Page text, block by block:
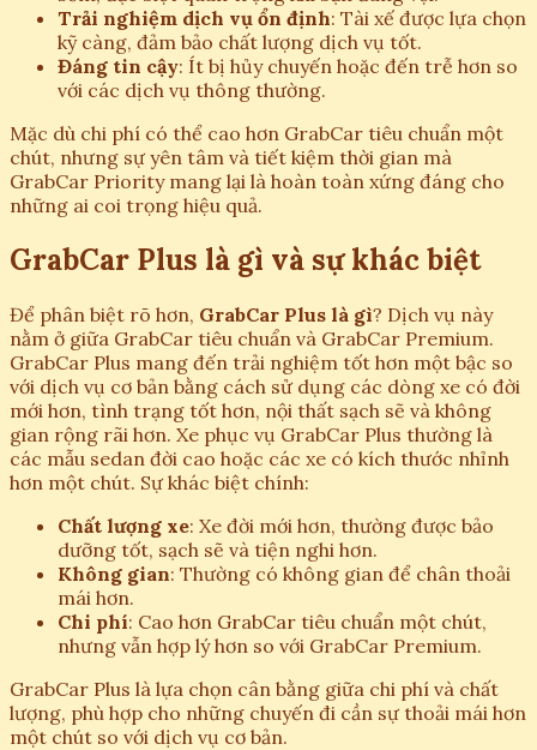
Trải nghiệm dịch vụ ổn định: Tài xế được lựa chọn
kỹ càng, đảm bảo chất lượng dịch vụ tốt.
Đáng tin cậy: Ít bị hủy chuyến hoặc đến trễ hơn so
với các dịch vụ thông thường.
Mặc dù chi phí có thể cao hơn GrabCar tiêu chuẩn một
chút, nhưng sự yên tâm và tiết kiệm thời gian mà
GrabCar Priority mang lại là hoàn toàn xứng đáng cho
những ai coi trọng hiệu quả.
GrabCar Plus là gì và sự khác biệt
Để phân biệt rõ hơn, GrabCar Plus là gì? Dịch vụ này
nằm ở giữa GrabCar tiêu chuẩn và GrabCar Premium.
GrabCar Plus mang đến trải nghiệm tốt hơn một bậc so
với dịch vụ cơ bản bằng cách sử dụng các dòng xe có đời
mới hơn, tình trạng tốt hơn, nội thất sạch sẽ và không
gian rộng rãi hơn. Xe phục vụ GrabCar Plus thường là
các mẫu sedan đời cao hoặc các xe có kích thước nhỉnh
hơn một chút. Sự khác biệt chính:
Chất lượng xe: Xe đời mới hơn, thường được bảo
dưỡng tốt, sạch sẽ và tiện nghi hơn.
Không gian: Thường có không gian để chân thoải
mái hơn.
Chi phí: Cao hơn GrabCar tiêu chuẩn một chút,
nhưng vẫn hợp lý hơn so với GrabCar Premium.
GrabCar Plus là lựa chọn cân bằng giữa chi phí và chất
lượng, phù hợp cho những chuyến đi cần sự thoải mái hơn
một chút so với dịch vụ cơ bản.